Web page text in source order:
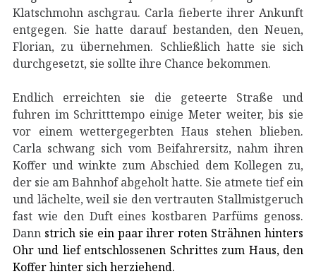
Klatschmohn aschgrau. Carla fieberte ihrer Ankunft
entgegen. Sie hatte darauf bestanden, den Neuen,
Florian, zu übernehmen. Schließlich hatte sie sich
durchgesetzt, sie sollte ihre Chance bekommen.
Endlich erreichten sie die geteerte Straße und
fuhren im Schritttempo einige Meter weiter, bis sie
vor einem wettergegerbten Haus stehen blieben.
Carla schwang sich vom Beifahrersitz, nahm ihren
Koffer und winkte zum Abschied dem Kollegen zu,
der sie am Bahnhof abgeholt hatte. Sie atmete tief ein
und lächelte, weil sie den vertrauten Stallmistgeruch
fast wie den Duft eines kostbaren Parfüms genoss.
Dann strich sie ein paar ihrer roten Strähnen hinters
Ohr und lief entschlossenen Schrittes zum Haus, den
Koffer hinter sich herziehend.